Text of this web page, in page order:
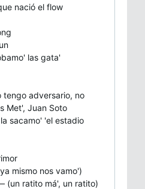
nació el flow
las gata'
tengo adversario, no
Met', Juan Soto
sacamo' 'el estadio
mismo nos vamo')
(un ratito má', un ratito)